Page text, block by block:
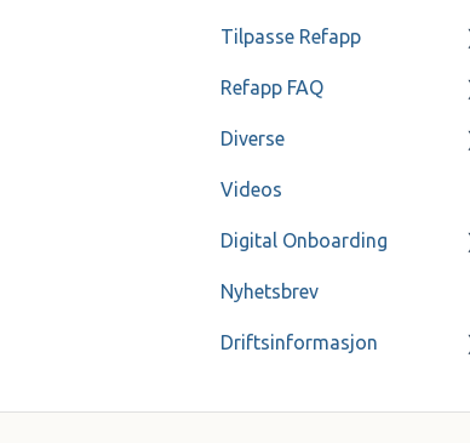
Teamtailor
Jobylon
ReachMee
SmartRecruiters
Workable
Webcruiter
Jobbnorge
Tilpasse Refapp
Kun for administratorer
Kun for administratorer -
Refapp FAQ
Personopplysningspolicy
Spørreskjemaer
Refapp Insights
Diverse
Gjennomgang
Kontakt
Innspilte Webinarer
Videos
Digital Onboarding
For administrator
Nyhetsbrev
Driftsinformasjon